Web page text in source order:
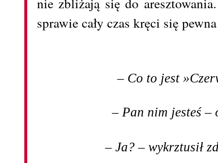
sprawie cały czas kręci się
– Co to jest
– Pan nim jesteś –
– Ja? – wykrztusił